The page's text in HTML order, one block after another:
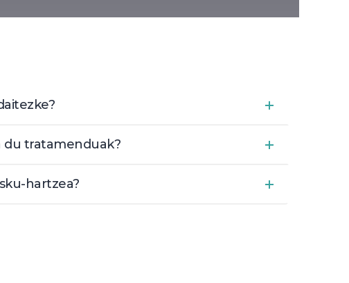
du tratamenduak?
hartzea?